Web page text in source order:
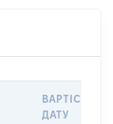
ВАРТІСТЬ НА
ДАТУ